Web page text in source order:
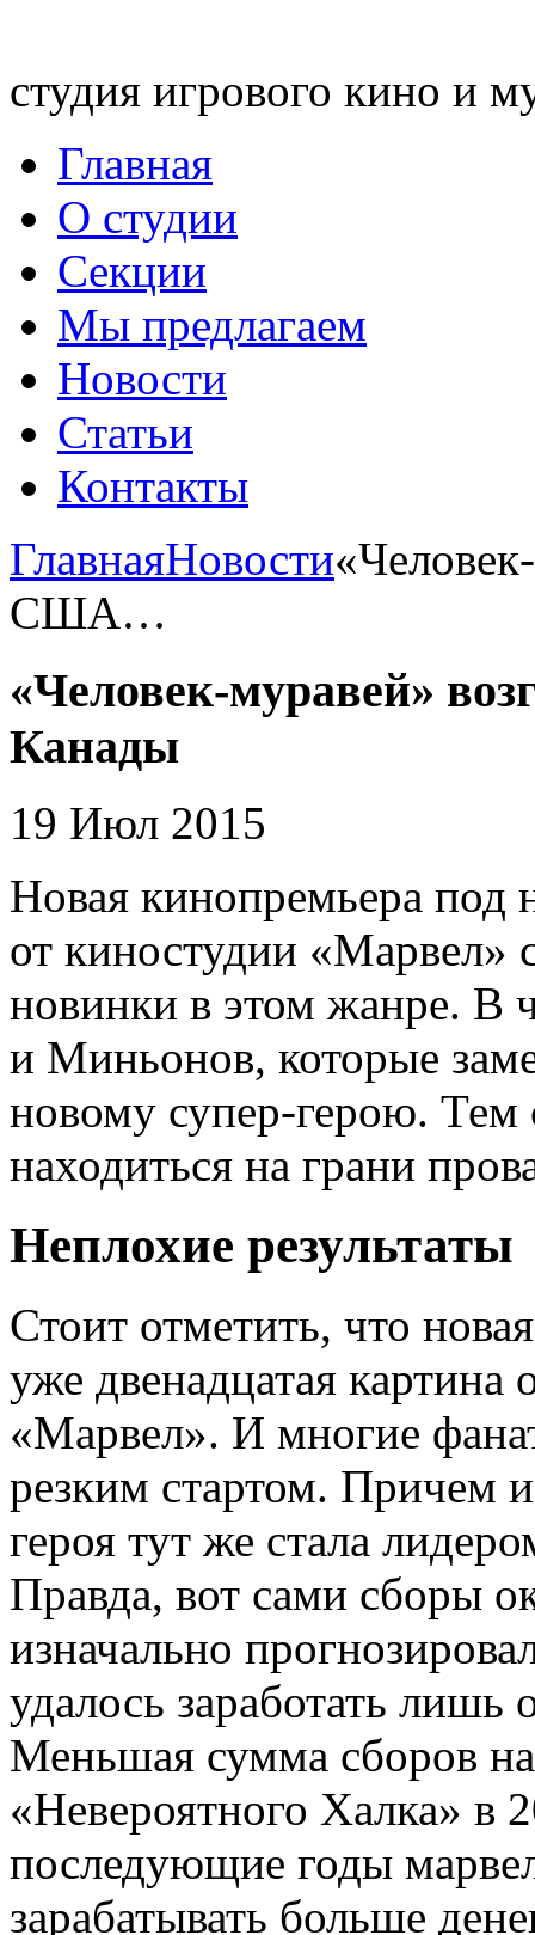
студия игрового кино и
Главная
О студии
Секции
Мы предлагаем
Новости
Статьи
Контакты
ГлавнаяНовости
США…
«Человек-муравей»
Канады
19 Июл 2015
Новая кинопремьера под
от киностудии «Марвел»
новинки в этом жанре. В
и Миньонов, которые
новому супер-герою.
находиться на грани
Неплохие результаты
Стоит отметить, что
уже двенадцатая картина
«Марвел». И многие
резким стартом. Причем
героя тут же стала
Правда, вот сами сборы
изначально
удалось заработать
Меньшая сумма сборов
«Невероятного Халка» в
последующие годы
зарабатывать больше